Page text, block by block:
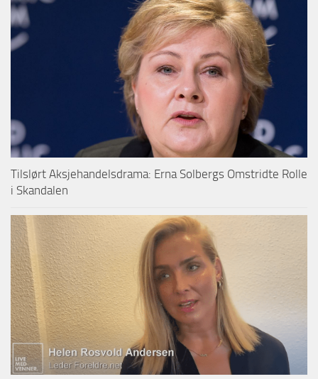
Tilslørt Aksjehandelsdrama: Erna Solbergs Omstridte Rolle
i Skandalen